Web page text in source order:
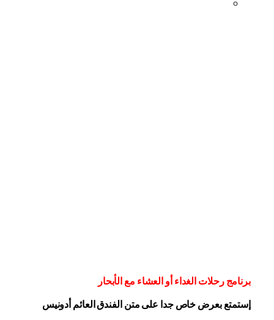
برنامج رحلات الغداء أو العشاء مع الأبحار
إستمتع بعرض خاص جدا على متن الفندقالعائم أدونيس